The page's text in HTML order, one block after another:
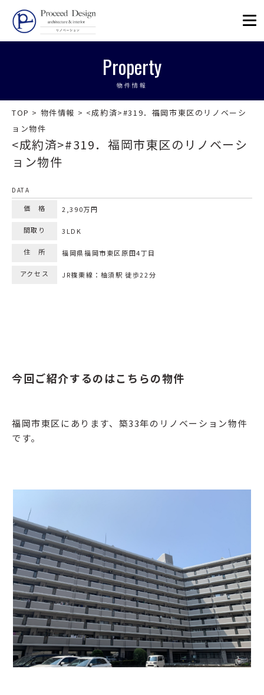
リノベーションを福岡で。
Property
物件情報
<成約済>#319．福岡市東区のリノベーシ
ョン物件
TOP > 物件情報 > <成約済>#319．福岡市東区のリノベーシ
ョン物件
今回ご紹介するのはこちらの物件
福岡市東区にあります、築33年のリノベーション物件
です。
DATA
価 格 2,390万円
間取り 3LDK
住 所 福岡県福岡市東区原田4丁目
アクセス JR篠栗線：柚須駅 徒歩22分